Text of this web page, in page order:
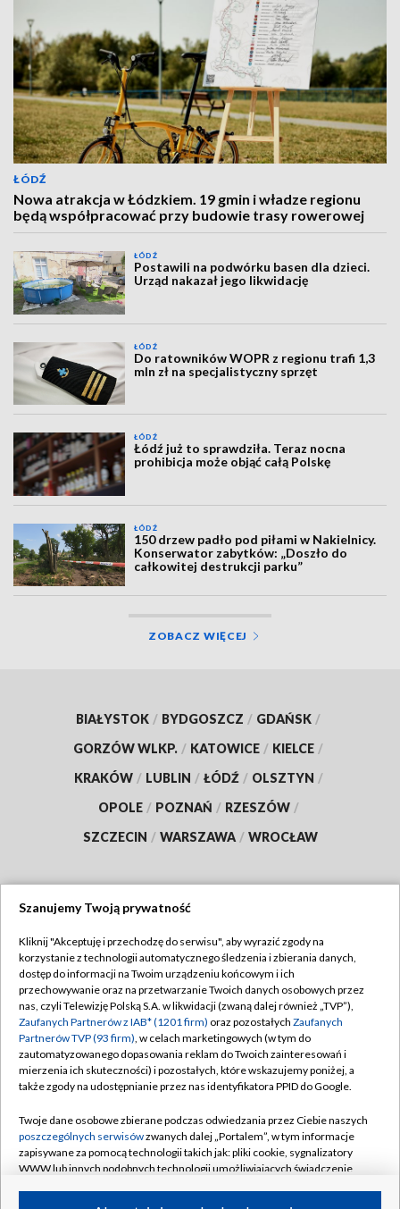
ŁÓDŹ
Nowa atrakcja w Łódzkiem. 19 gmin i władze regionu
będą współpracować przy budowie trasy rowerowej
ŁÓDŹ
Postawili na podwórku basen dla dzieci.
Urząd nakazał jego likwidację
ŁÓDŹ
Do ratowników WOPR z regionu trafi 1,3
mln zł na specjalistyczny sprzęt
ŁÓDŹ
Łódź już to sprawdziła. Teraz nocna
prohibicja może objąć całą Polskę
ŁÓDŹ
150 drzew padło pod piłami w Nakielnicy.
Konserwator zabytków: „Doszło do
całkowitej destrukcji parku”
ZOBACZ WIĘCEJ
BIAŁYSTOK / BYDGOSZCZ / GDAŃSK /
GORZÓW WLKP. / KATOWICE / KIELCE /
KRAKÓW / LUBLIN / ŁÓDŹ / OLSZTYN /
OPOLE / POZNAŃ / RZESZÓW /
SZCZECIN / WARSZAWA / WROCŁAW
TVP
Abonament TVP
Emisja w TVP
Centrum informacji TVP
Naziemna Telewizja Cyfrowa
Rada Programowa
System NOS
Informacje o nadawcy
Regulamin TVP
Polityka prywatności
Moje zgody
Pomoc
Kontakt
Kanały
Szanujemy Twoją prywatność
Kliknij "Akceptuję i przechodzę do serwisu", aby wyrazić zgody na
korzystanie z technologii automatycznego śledzenia i zbierania danych,
dostęp do informacji na Twoim urządzeniu końcowym i ich
przechowywanie oraz na przetwarzanie Twoich danych osobowych przez
nas, czyli Telewizję Polską S.A. w likwidacji (zwaną dalej również „TVP”),
Zaufanych Partnerów z IAB* (1201 firm) oraz pozostałych Zaufanych
Partnerów TVP (93 firm), w celach marketingowych (w tym do
zautomatyzowanego dopasowania reklam do Twoich zainteresowań i
mierzenia ich skuteczności) i pozostałych, które wskazujemy poniżej, a
także zgody na udostępnianie przez nas identyfikatora PPID do Google.
Twoje dane osobowe zbierane podczas odwiedzania przez Ciebie naszych
poszczególnych serwisówzwanych dalej „Portalem”, w tym informacje
zapisywane za pomocą technologii takich jak: pliki cookie, sygnalizatory
WWW lub innych podobnych technologii umożliwiających świadczenie